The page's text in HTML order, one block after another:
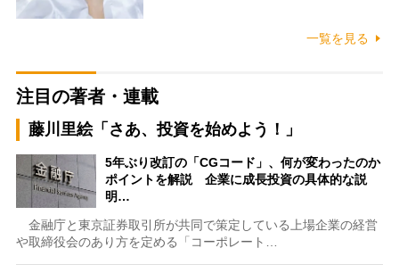
一覧を見る
注目の著者・連載
藤川里絵「さあ、投資を始めよう！」
5年ぶり改訂の「CGコード」、何が変わったのか
ポイントを解説 企業に成長投資の具体的な説
明…
金融庁と東京証券取引所が共同で策定している上場企業の経営
や取締役会のあり方を定める「コーポレート…